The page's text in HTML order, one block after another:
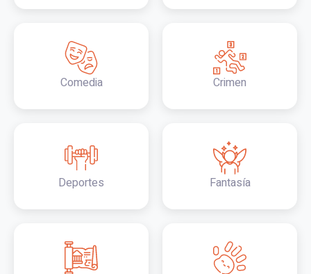
Comedia Crimen
Deportes Fantasía